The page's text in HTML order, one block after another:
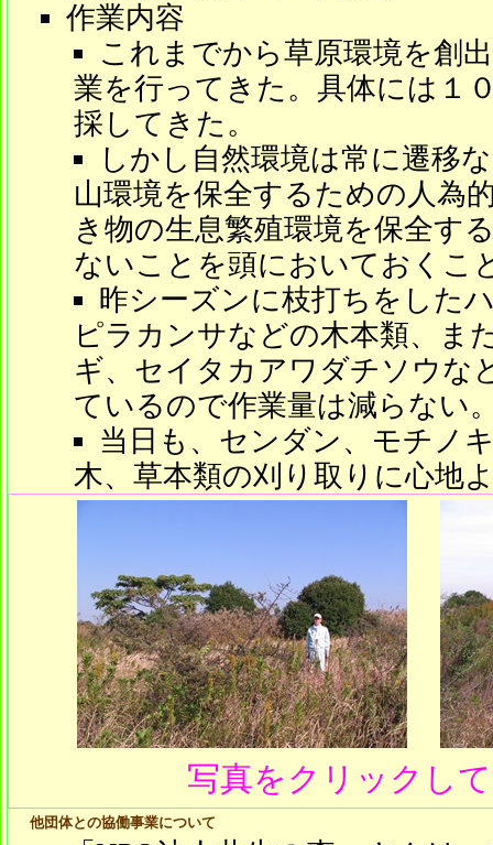
作業内容
これまでから草原環境を創
業を行ってきた。具体には１
採してきた。
しかし自然環境は常に遷移
山環境を保全するための人為
き物の生息繁殖環境を保全す
ないことを頭においておくこ
昨シーズンに枝打ちをした
ピラカンサなどの木本類、ま
ギ、セイタカアワダチソウな
ているので作業量は減らない
当日も、センダン、モチノ
木、草本類の刈り取りに心地
写真をクリックし
他団体との協働事業について